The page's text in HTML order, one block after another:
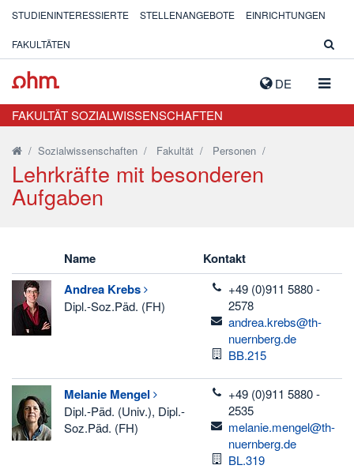
DE
STUDIENINTERESSIERTE STELLENANGEBOTE EINRICHTUNGEN
FAKULTÄTEN
FAKULTÄT SOZIALWISSENSCHAFTEN
/ Sozialwissenschaften / Fakultät / Personen /
Lehrkräfte mit besonderen
Aufgaben
Name
Kontakt
Andrea Krebs
Dipl.-Soz.Päd. (FH)
telefon
+49 (0)911 5880 -
2578
email
andrea.krebs@th-
nuernberg.de
Raum
BB.215
Melanie Mengel
Dipl.-Päd. (Univ.), Dipl.-
Soz.Päd. (FH)
telefon
+49 (0)911 5880 -
2535
email
melanie.mengel@th-
nuernberg.de
Raum
BL.319